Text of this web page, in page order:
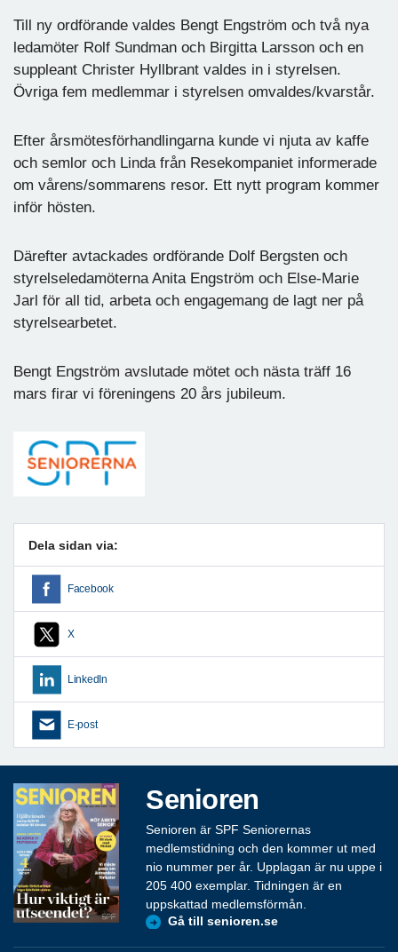
Till ny ordförande valdes Bengt Engström och två nya
ledamöter Rolf Sundman och Birgitta Larsson och en
suppleant Christer Hyllbrant valdes in i styrelsen.
Övriga fem medlemmar i styrelsen omvaldes/kvarstår.
Efter årsmötesförhandlingarna kunde vi njuta av kaffe
och semlor och Linda från Resekompaniet informerade
om vårens/sommarens resor. Ett nytt program kommer
inför hösten.
Därefter avtackades ordförande Dolf Bergsten och
styrelseledamöterna Anita Engström och Else-Marie
Jarl för all tid, arbeta och engagemang de lagt ner på
styrelsearbetet.
Bengt Engström avslutade mötet och nästa träff 16
mars firar vi föreningens 20 års jubileum.
Dela sidan via:
Facebook
X
LinkedIn
E-post
Senioren
Senioren är SPF Seniorernas
medlemstidning och den kommer ut med
nio nummer per år. Upplagan är nu uppe i
205 400 exemplar. Tidningen är en
uppskattad medlemsförmån.
Gå till senioren.se